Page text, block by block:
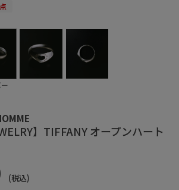
】TIFFANY オープンハート
(税込)